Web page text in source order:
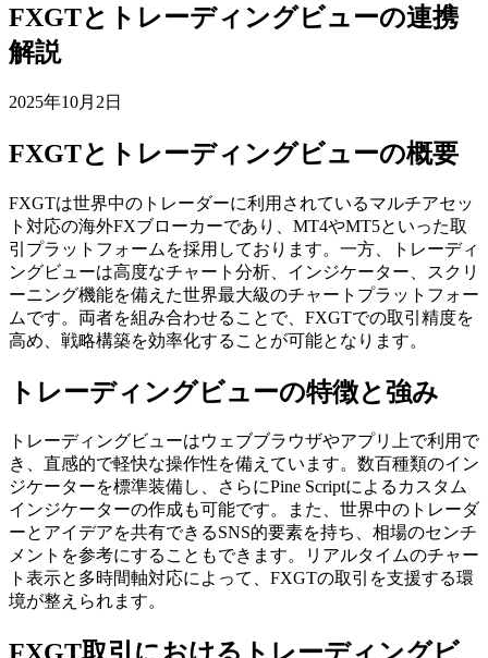
FXGTとトレーディングビューの連携
解説
2025年10月2日
FXGTとトレーディングビューの概要
FXGTは世界中のトレーダーに利用されているマルチアセッ
ト対応の海外FXブローカーであり、MT4やMT5といった取
引プラットフォームを採用しております。一方、トレーディ
ングビューは高度なチャート分析、インジケーター、スクリ
ーニング機能を備えた世界最大級のチャートプラットフォー
ムです。両者を組み合わせることで、FXGTでの取引精度を
高め、戦略構築を効率化することが可能となります。
トレーディングビューの特徴と強み
トレーディングビューはウェブブラウザやアプリ上で利用で
き、直感的で軽快な操作性を備えています。数百種類のイン
ジケーターを標準装備し、さらにPine Scriptによるカスタム
インジケーターの作成も可能です。また、世界中のトレーダ
ーとアイデアを共有できるSNS的要素を持ち、相場のセンチ
メントを参考にすることもできます。リアルタイムのチャー
ト表示と多時間軸対応によって、FXGTの取引を支援する環
境が整えられます。